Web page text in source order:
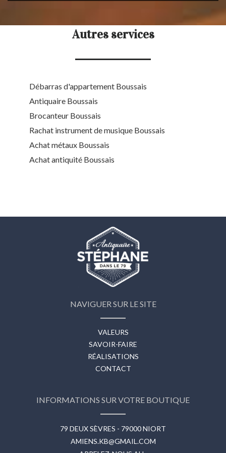
Autres services
Débarras d'appartement Boussais
Antiquaire Boussais
Brocanteur Boussais
Rachat instrument de musique Boussais
Achat métaux Boussais
Achat antiquité Boussais
NAVIGUER SUR LE SITE
VALEURS
SAVOIR-FAIRE
RÉALISATIONS
CONTACT
INFORMATIONS SUR VOTRE BOUTIQUE
79 DEUX SÈVRES - 79000 NIORT
AMIENS.KB@GMAIL.COM